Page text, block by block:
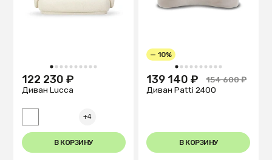
1 2 3 4 5 6 7 8 9 10
122 230 ₽
Диван Lucca
+4
В КОРЗИНУ
1 2 3 4 5 6 7 8 9 10
— 10%
139 140 ₽
154 600 ₽
Диван Patti 2400
В КОРЗИНУ